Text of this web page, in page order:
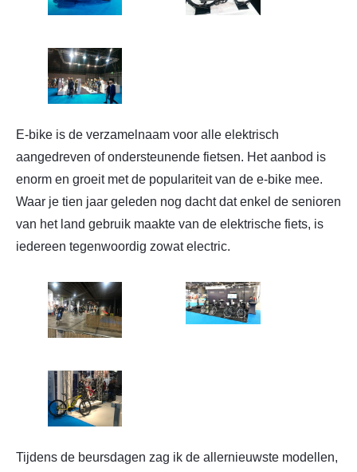
E-bike is de verzamelnaam voor alle elektrisch
aangedreven of ondersteunende fietsen. Het aanbod is
enorm en groeit met de populariteit van de e-bike mee.
Waar je tien jaar geleden nog dacht dat enkel de senioren
van het land gebruik maakte van de elektrische fiets, is
iedereen tegenwoordig zowat electric.
Tijdens de beursdagen zag ik de allernieuwste modellen,